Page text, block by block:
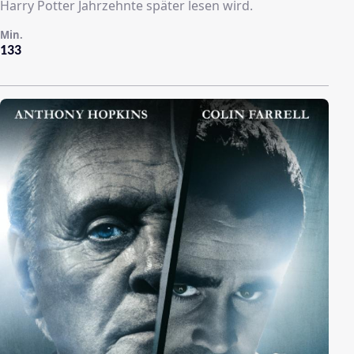
Harry Potter Jahrzehnte später lesen wird.
133
Min.